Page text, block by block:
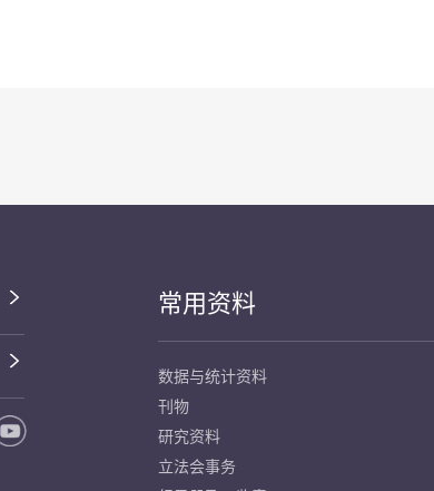
常用资料
数据与统计资料
刊物
研究资料
立法会事务